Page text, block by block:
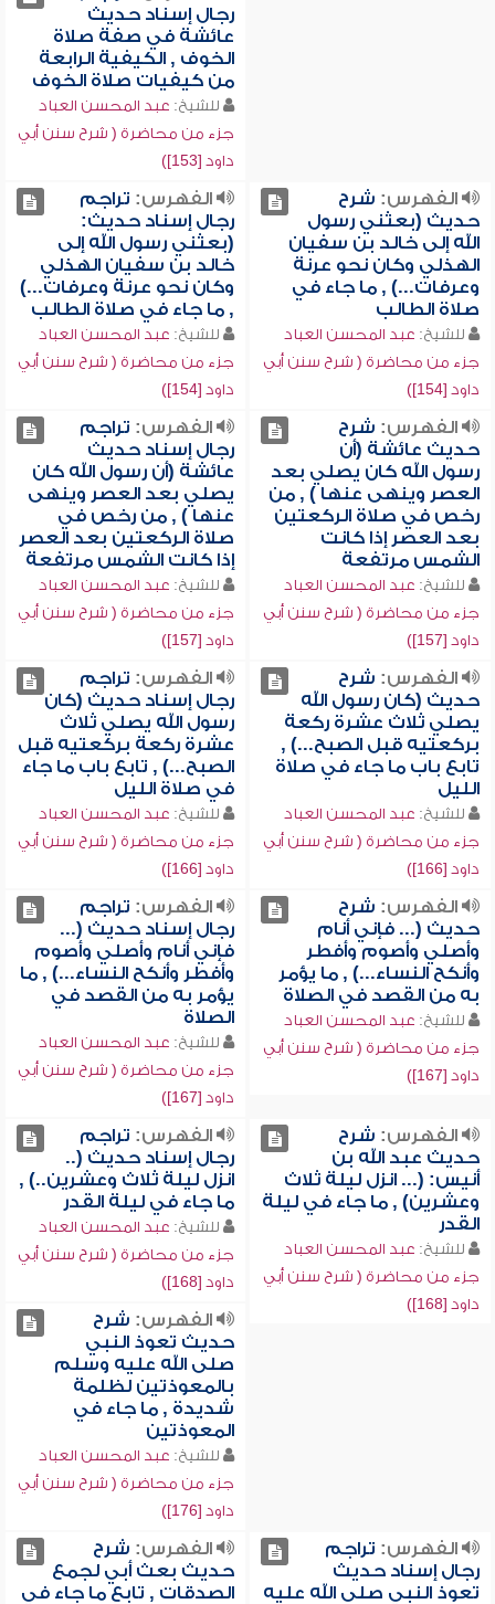
رجال إسناد حديث
عائشة في صفة صلاة
الخوف , الكيفية الرابعة
من كيفيات صلاة الخوف
للشيخ: عبد المحسن العباد
جزء من محاضرة ( شرح سنن أبي
داود [153])
الفهرس: شرح
حديث (بعثني رسول
الله إلى خالد بن سفيان
الهذلي وكان نحو عرنة
وعرفات...) , ما جاء في
صلاة الطالب
للشيخ: عبد المحسن العباد
جزء من محاضرة ( شرح سنن أبي
داود [154])
الفهرس: تراجم
رجال إسناد حديث:
(بعثني رسول الله إلى
خالد بن سفيان الهذلي
وكان نحو عرنة وعرفات...)
, ما جاء في صلاة الطالب
للشيخ: عبد المحسن العباد
جزء من محاضرة ( شرح سنن أبي
داود [154])
الفهرس: شرح
حديث عائشة (أن
رسول الله كان يصلي بعد
العصر وينهى عنها ) , من
رخص في صلاة الركعتين
بعد العصر إذا كانت
الشمس مرتفعة
للشيخ: عبد المحسن العباد
جزء من محاضرة ( شرح سنن أبي
داود [157])
الفهرس: تراجم
رجال إسناد حديث
عائشة (أن رسول الله كان
يصلي بعد العصر وينهى
عنها ) , من رخص في
صلاة الركعتين بعد العصر
إذا كانت الشمس مرتفعة
للشيخ: عبد المحسن العباد
جزء من محاضرة ( شرح سنن أبي
داود [157])
الفهرس: شرح
حديث (كان رسول الله
يصلي ثلاث عشرة ركعة
بركعتيه قبل الصبح...) ,
تابع باب ما جاء في صلاة
الليل
للشيخ: عبد المحسن العباد
جزء من محاضرة ( شرح سنن أبي
داود [166])
الفهرس: تراجم
رجال إسناد حديث (كان
رسول الله يصلي ثلاث
عشرة ركعة بركعتيه قبل
الصبح...) , تابع باب ما جاء
في صلاة الليل
للشيخ: عبد المحسن العباد
جزء من محاضرة ( شرح سنن أبي
داود [166])
الفهرس: شرح
حديث (... فإني أنام
وأصلي وأصوم وأفطر
وأنكح النساء...) , ما يؤمر
به من القصد في الصلاة
للشيخ: عبد المحسن العباد
جزء من محاضرة ( شرح سنن أبي
داود [167])
الفهرس: تراجم
رجال إسناد حديث (...
فإني أنام وأصلي وأصوم
وأفطر وأنكح النساء...) , ما
يؤمر به من القصد في
الصلاة
للشيخ: عبد المحسن العباد
جزء من محاضرة ( شرح سنن أبي
داود [167])
الفهرس: شرح
حديث عبد الله بن
أنيس: (... انزل ليلة ثلاث
وعشرين) , ما جاء في ليلة
القدر
للشيخ: عبد المحسن العباد
جزء من محاضرة ( شرح سنن أبي
داود [168])
الفهرس: تراجم
رجال إسناد حديث (..
انزل ليلة ثلاث وعشرين..) ,
ما جاء في ليلة القدر
للشيخ: عبد المحسن العباد
جزء من محاضرة ( شرح سنن أبي
داود [168])
الفهرس: شرح
حديث تعوذ النبي
صلى الله عليه وسلم
بالمعوذتين لظلمة
شديدة , ما جاء في
المعوذتين
للشيخ: عبد المحسن العباد
جزء من محاضرة ( شرح سنن أبي
داود [176])
الفهرس: تراجم
رجال إسناد حديث
تعوذ النبي صلى الله عليه
الفهرس: شرح
حديث بعث أبي لجمع
الصدقات , تابع ما جاء في